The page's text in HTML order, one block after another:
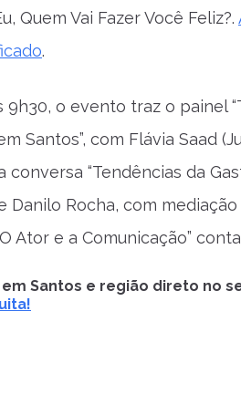
Quem Vai Fazer Você Feliz?.
.
9h30, o evento traz o painel
Santos”, com Flávia Saad
conversa “Tendências da
Danilo Rocha, com
Ator e a Comunicação”
Santos e região direto no